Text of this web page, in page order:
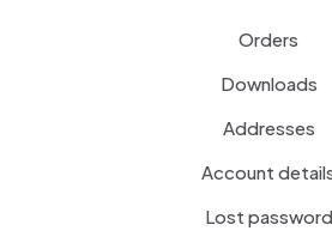
Orders
Downloads
Addresses
Account
Lost password